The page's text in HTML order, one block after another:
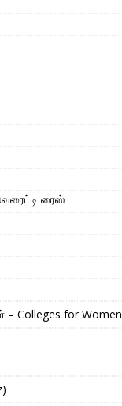
ரைஸ்
– Colleges for Women